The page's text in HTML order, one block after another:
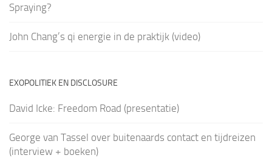
Spraying?
John Chang’s qi energie in de praktijk (video)
EXOPOLITIEK EN DISCLOSURE
David Icke: Freedom Road (presentatie)
George van Tassel over buitenaards contact en tijdreizen
(interview + boeken)